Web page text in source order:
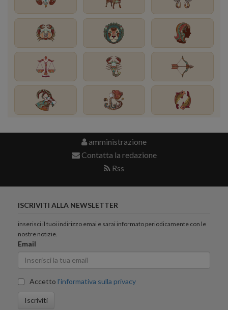
amministrazione
Contatta la redazione
Rss
ISCRIVITI ALLA NEWSLETTER
inserisci il tuoi indirizzo emai e sarai informato periodicamente con le
nostre notizie.
Email
Accetto l'informativa sulla privacy
Iscriviti